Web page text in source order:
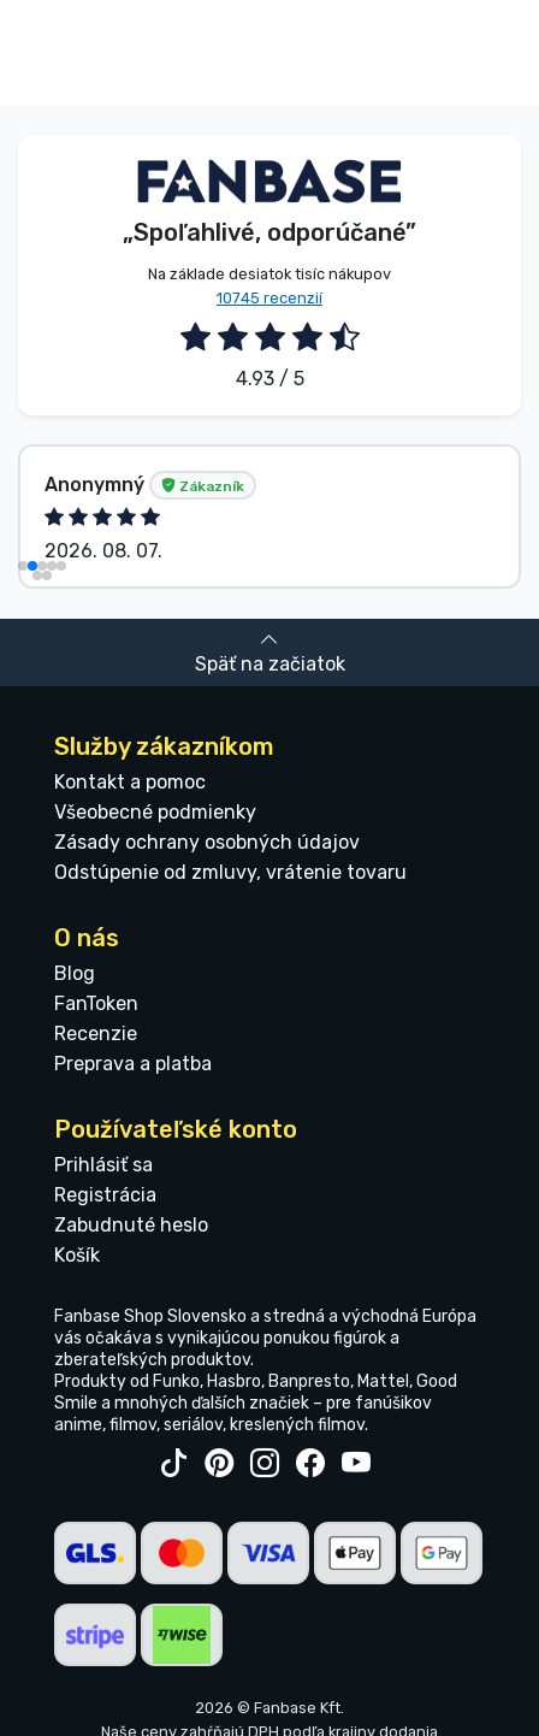
„Spoľahlivé, odporúčané”
Na základe desiatok tisíc nákupov
10745 recenzií
4.93 / 5
Anonymný Zákazník
2026. 08. 07.
Späť na začiatok
Služby zákazníkom
Kontakt a pomoc
Všeobecné podmienky
Zásady ochrany osobných údajov
Odstúpenie od zmluvy, vrátenie tovaru
O nás
Blog
FanToken
Recenzie
Preprava a platba
Používateľské konto
Prihlásiť sa
Registrácia
Zabudnuté heslo
Košík
Fanbase Shop Slovensko a stredná a východná Európa
vás očakáva s vynikajúcou ponukou figúrok a
zberateľských produktov.
Produkty od Funko, Hasbro, Banpresto, Mattel, Good
Smile a mnohých ďalších značiek – pre fanúšikov
anime, filmov, seriálov, kreslených filmov.
2026 © Fanbase Kft.
Naše ceny zahŕňajú DPH podľa krajiny dodania